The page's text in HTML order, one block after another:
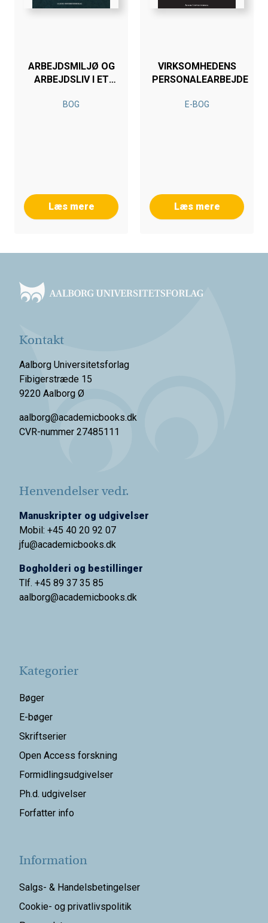
ARBEJDSMILJØ OG
ARBEJDSLIV I ET
RESSOURCE
BOG
Læs mere
VIRKSOMHEDENS
PERSONALEARBEJDE
E-BOG
Læs mere
Kontakt
Aalborg Universitetsforlag
Fibigerstræde 15
9220 Aalborg Ø
aalborg@academicbooks.dk
CVR-nummer 27485111
Henvendelser vedr.
Manuskripter og udgivelser
Mobil: +45 40 20 92 07
jfu@academicbooks.dk
Bogholderi og bestillinger
Tlf. +45 89 37 35 85
aalborg@academicbooks.dk
Kategorier
Bøger
E-bøger
Skriftserier
Open Access forskning
Formidlingsudgivelser
Ph.d. udgivelser
Forfatter info
Information
Salgs- & Handelsbetingelser
Cookie- og privatlivspolitik